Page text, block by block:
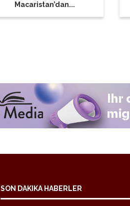
Macaristan’dan...
SON DAKIKA HABERLER